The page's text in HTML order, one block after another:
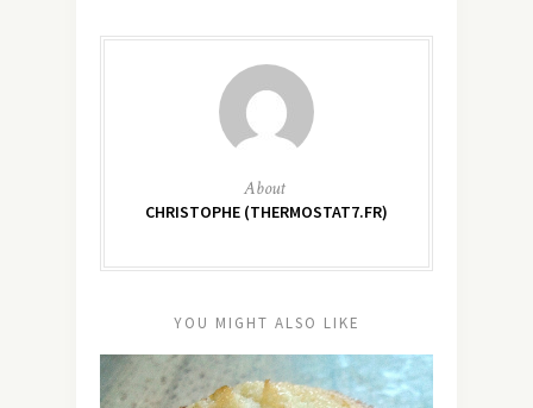
About
CHRISTOPHE (THERMOSTAT7.FR)
YOU MIGHT ALSO LIKE